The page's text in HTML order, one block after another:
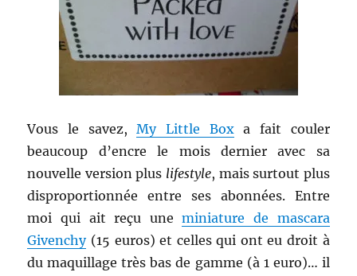
Vous le savez,My Little Boxa fait couler
beaucoup d’encre le mois dernier avec sa
nouvelle version plus lifestyle, mais surtout plus
disproportionnée entre ses abonnées. Entre
moi qui ait reçu uneminiature de mascara
Givenchy(15 euros) et celles qui ont eu droit à
du maquillage très bas de gamme (à 1 euro)… il